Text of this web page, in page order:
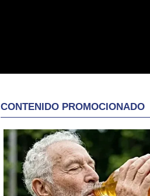
CONTENIDO PROMOCIONADO